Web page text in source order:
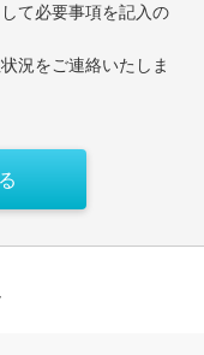
て必要事項を記入の
況をご連絡いたしま